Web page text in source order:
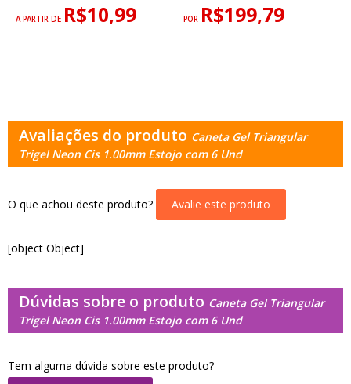
A PARTIR DE R$10,99 POR R$199,79
Avaliações do produto Caneta Gel Triangular
Trigel Neon Cis 1.00mm Estojo com 6 Und
O que achou deste produto? Avalie este produto
[object Object]
Dúvidas sobre o produto Caneta Gel Triangular
Trigel Neon Cis 1.00mm Estojo com 6 Und
Tem alguma dúvida sobre este produto?